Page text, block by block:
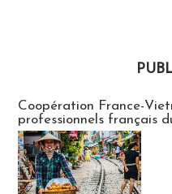
Coopération France-
professionnels français